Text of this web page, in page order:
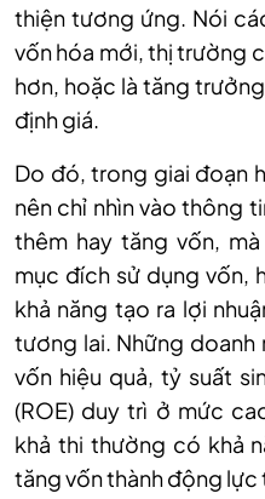
thiện tương ứng. Nói
vốn hóa mới, thị trường
hơn, hoặc là tăng
định giá.
Do đó, trong giai đoạn
nên chỉ nhìn vào thông
thêm hay tăng vốn,
mục đích sử dụng vốn,
khả năng tạo ra lợi
tương lai. Những
vốn hiệu quả, tỷ suất
(ROE) duy trì ở mức
khả thi thường có khả
tăng vốn thành động